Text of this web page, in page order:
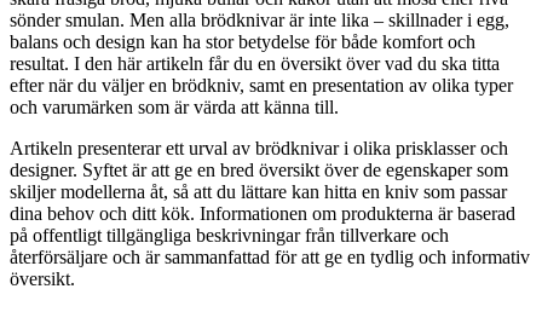
sönder smulan. Men alla brödknivar är inte lika – skillnader i egg,
balans och design kan ha stor betydelse för både komfort och
resultat. I den här artikeln får du en översikt över vad du ska titta
efter när du väljer en brödkniv, samt en presentation av olika typer
och varumärken som är värda att känna till.
Artikeln presenterar ett urval av brödknivar i olika prisklasser och
designer. Syftet är att ge en bred översikt över de egenskaper som
skiljer modellerna åt, så att du lättare kan hitta en kniv som passar
dina behov och ditt kök. Informationen om produkterna är baserad
på offentligt tillgängliga beskrivningar från tillverkare och
återförsäljare och är sammanfattad för att ge en tydlig och informativ
översikt.